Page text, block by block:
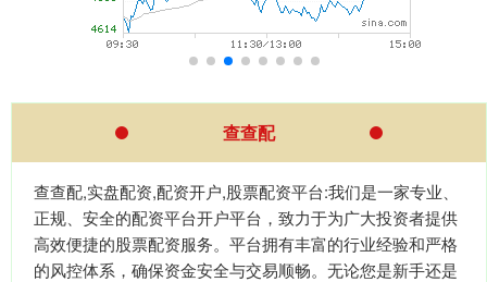
查查配
查查配,实盘配资,配资开户,股票配资平台:我们是一家专业、
正规、安全的配资平台开户平台，致力于为广大投资者提供
高效便捷的股票配资服务。平台拥有丰富的行业经验和严格
的风控体系，确保资金安全与交易顺畅。无论您是新手还是